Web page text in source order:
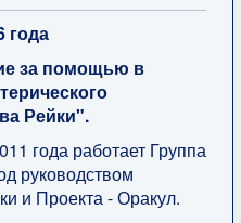
года
за помощью в
Рейки".
года работает Группа
руководством
и Проекта - Оракул.